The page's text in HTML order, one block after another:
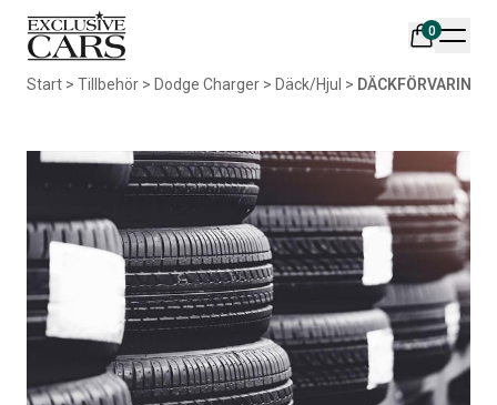
0
Din varukorg är tom
AIR DESIGN SPOILER I
MATTSVART
RA0261
5 665kr
ORIGINAL SVARTA
GUMMIMATTOR I CREWCAB
Artikelnr: RA0004
4 698 kr
Start > Tillbehör > Dodge Charger > Däck/Hjul > DÄCKFÖRVARING